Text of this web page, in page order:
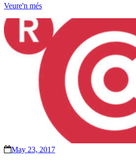
Veure'n més
May 23, 2017